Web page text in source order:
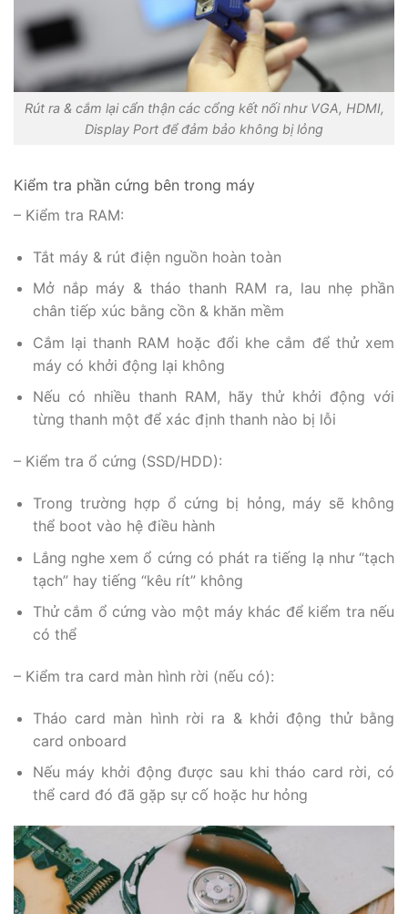
Rút ra & cắm lại cẩn thận các cổng kết nối như VGA, HDMI,
Display Port để đảm bảo không bị lỏng
Kiểm tra phần cứng bên trong máy
– Kiểm tra RAM:
Tắt máy & rút điện nguồn hoàn toàn
Mở nắp máy & tháo thanh RAM ra, lau nhẹ phần
chân tiếp xúc bằng cồn & khăn mềm
Cắm lại thanh RAM hoặc đổi khe cắm để thử xem
máy có khởi động lại không
Nếu có nhiều thanh RAM, hãy thử khởi động với
từng thanh một để xác định thanh nào bị lỗi
– Kiểm tra ổ cứng (SSD/HDD):
Trong trường hợp ổ cứng bị hỏng, máy sẽ không
thể boot vào hệ điều hành
Lắng nghe xem ổ cứng có phát ra tiếng lạ như “tạch
tạch” hay tiếng “kêu rít” không
Thử cắm ổ cứng vào một máy khác để kiểm tra nếu
có thể
– Kiểm tra card màn hình rời (nếu có):
Tháo card màn hình rời ra & khởi động thử bằng
card onboard
Nếu máy khởi động được sau khi tháo card rời, có
thể card đó đã gặp sự cố hoặc hư hỏng